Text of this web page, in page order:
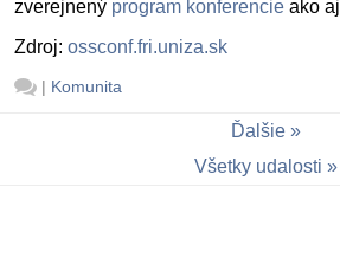
zverejnený program konferencie ako aj
Zdroj: ossconf.fri.uniza.sk
| Komunita
Ďalšie
Všetky udalosti